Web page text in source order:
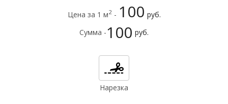
Цена за 1 м2- 100 руб.
Сумма -100 руб.
Нарезка